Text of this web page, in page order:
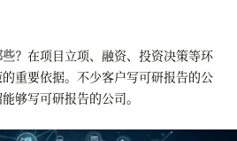
？ 在项目立项、融资、投资决策等环
重要依据。不少客户写可研报告的公
够写可研报告的公司。